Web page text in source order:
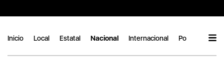
Inicio Local Estatal Nacional Internacional Política